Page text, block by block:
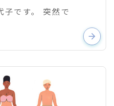
子です。 突然で
arrow_forward